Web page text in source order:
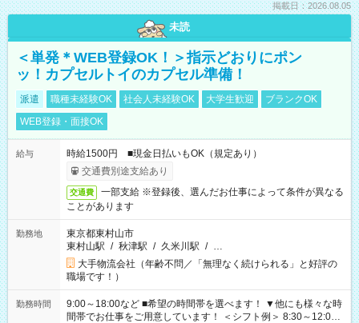
掲載日：2026.08.05
未読
＜単発＊WEB登録OK！＞指示どおりにポン
ッ！カプセルトイのカプセル準備！
派遣 職種未経験OK 社会人未経験OK 大学生歓迎
ブランクOK
WEB登録・面接OK
給与
時給1500円 ■現金日払いもOK（規定あり）
交通費別途支給あり
交通費
一部支給 ※登録後、選んだお仕事によって条件が異なる
ことがあります
勤務地
東京都東村山市
東村山駅 / 秋津駅 / 久米川駅 / …
大手物流会社（年齢不問／「無理なく続けられる」と好評の
職場です！）
勤務時間
9:00～18:00など ■希望の時間帯を選べます！ ▼他にも様々な時
間帯でお仕事をご用意しています！ ＜シフト例＞ 8:30～12:00